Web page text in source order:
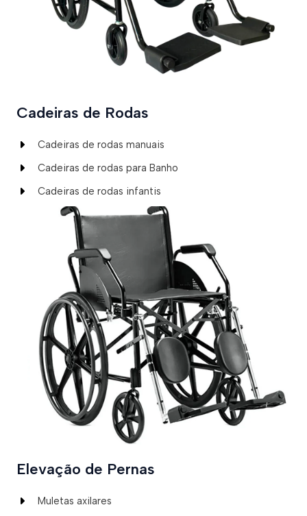
Cadeiras de Rodas
Cadeiras de rodas manuais
Cadeiras de rodas para Banho
Cadeiras de rodas infantis
Elevação de Pernas
Muletas axilares